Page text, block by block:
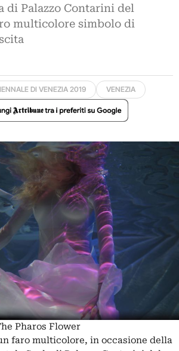
di Palazzo Contarini del
multicolore simbolo di
DI VENEZIA 2019 VENEZIA
Pharos Flower
faro multicolore, in occasione della